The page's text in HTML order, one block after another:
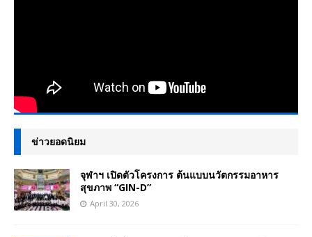
ข่าวยอดนิยม
จุฬาฯ เปิดตัวโครงการ ต้นแบบนวัตกรรมอาหาร
สุขภาพ “GIN-D”
April 30, 2026